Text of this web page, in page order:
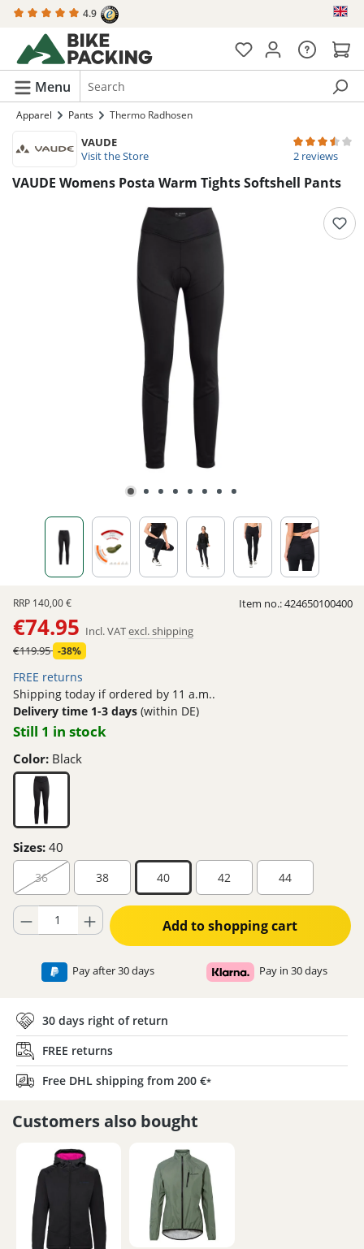
content 4.9
Menu
Apparel Pants Thermo Radhosen
VAUDE
Visit the Store
VAUDE Womens Posta Warm Tights Softshell Pants
Average
2 reviews
RRP 140,00 €
€74.95 Incl. VATexcl. shipping
€119.95 -38%
FREE returns
Shipping today if ordered by 11 a.m..
Delivery time 1-3 days (within DE)
Still 1 in stock
Color: Black
Sizes: 40
36 38 40 42 44
Product Quantity: Enter the desired amount or use the buttons to
Add to shopping cart
Pay after 30 days Pay in 30 days
Item no.:424650100400
30 days right of return
FREE returns
Free DHL shipping from 200 €*
Customers also bought